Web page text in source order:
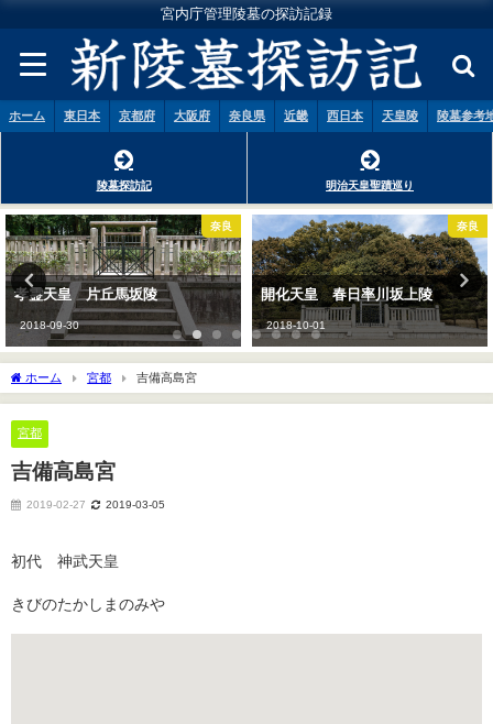
宮内庁管理陵墓の探訪記録
ホーム 東日本 京都府 大阪府 奈良県 近畿 西日本 天皇陵 陵墓参考
陵墓探訪記 明治天皇聖蹟巡り
奈良
開化天皇 春日率川坂上陵
2018-10-01
奈良
懿徳天皇 畝傍山南纖沙溪上陵
2018-09-29
ホーム 宮都 吉備高島宮
宮都
吉備高島宮
2019-02-27 2019-03-05
初代 神武天皇
きびのたかしまのみや